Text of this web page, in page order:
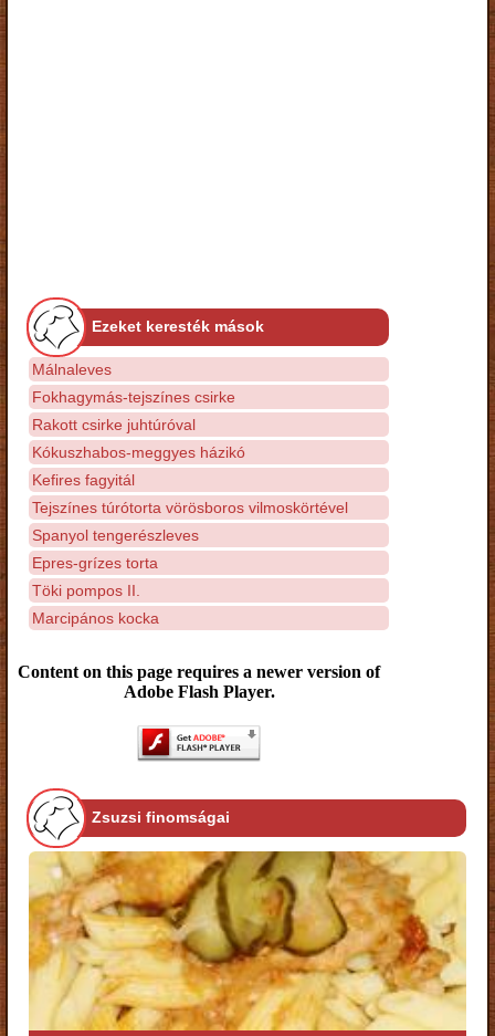
Ezeket keresték mások
Málnaleves
Fokhagymás-tejszínes csirke
Rakott csirke juhtúróval
Kókuszhabos-meggyes házikó
Kefires fagyitál
Tejszínes túrótorta vörösboros vilmoskörtével
Spanyol tengerészleves
Epres-grízes torta
Töki pompos II.
Marcipános kocka
Content on this page requires a newer version of
Adobe Flash Player.
Zsuzsi finomságai